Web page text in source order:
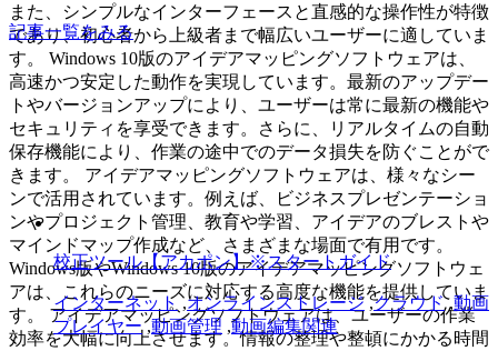
また、シンプルなインターフェースと直感的な操作性が特徴
であり、初心者から上級者まで幅広いユーザーに適していま
す。 Windows 10版のアイデアマッピングソフトウェアは、
高速かつ安定した動作を実現しています。最新のアップデー
トやバージョンアップにより、ユーザーは常に最新の機能や
セキュリティを享受できます。さらに、リアルタイムの自動
保存機能により、作業の途中でのデータ損失を防ぐことがで
きます。 アイデアマッピングソフトウェアは、様々なシー
ンで活用されています。例えば、ビジネスプレゼンテーショ
ンやプロジェクト管理、教育や学習、アイデアのブレストや
マインドマップ作成など、さまざまな場面で有用です。
Windows版やWindows 10版のアイデアマッピングソフトウェ
アは、これらのニーズに対応する高度な機能を提供していま
す。 アイデアマッピングソフトウェアは、ユーザーの作業
効率を大幅に向上させます。情報の整理や整頓にかかる時間
記事一覧をみる
校正ツール【アカポン】※スタートガイド
インターネット ,オンラインストレージ ,クラウド,動画
プレイヤー,動画管理 ,動画編集関連